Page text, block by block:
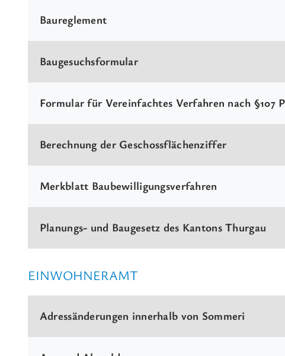
Baureglement
Baugesuchsformular
Formular für Vereinfachtes Verfahren nach §107
Berechnung der Geschossflächenziffer
Merkblatt Baubewilligungsverfahren
Planungs- und Baugesetz des Kantons Thurgau
EINWOHNERAMT
Adressänderungen innerhalb von Sommeri